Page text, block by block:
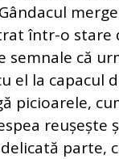
într-o stare
semnale că
el la capacul
picioarele,
reușește
parte,